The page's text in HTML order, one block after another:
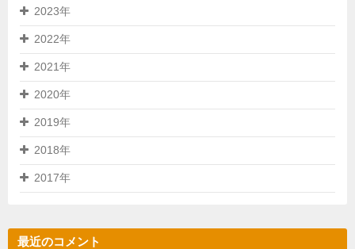
2023年
2022年
2021年
2020年
2019年
2018年
2017年
最近のコメント